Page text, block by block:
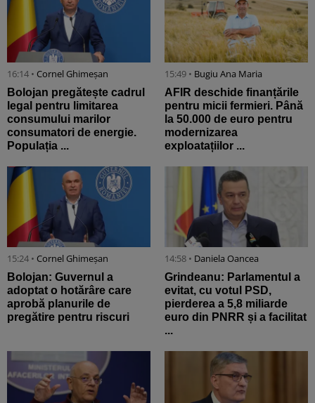
16:14 • Cornel Ghimeșan
Bolojan pregătește cadrul
legal pentru limitarea
consumului marilor
consumatori de energie.
Populația ...
15:49 • Bugiu ⁠Ana Maria
AFIR deschide finanțările
pentru micii fermieri. Până
la 50.000 de euro pentru
modernizarea
exploatațiilor ...
15:24 • Cornel Ghimeșan
Bolojan: Guvernul a
adoptat o hotărâre care
aprobă planurile de
pregătire pentru riscuri
14:58 • Daniela Oancea
Grindeanu: Parlamentul a
evitat, cu votul PSD,
pierderea a 5,8 miliarde
euro din PNRR și a facilitat
...